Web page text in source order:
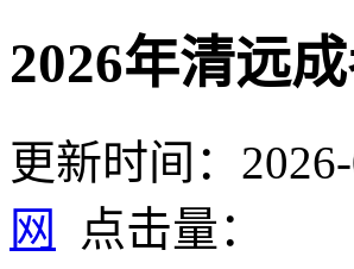
2026年清远
更新时间：
网
点击量：